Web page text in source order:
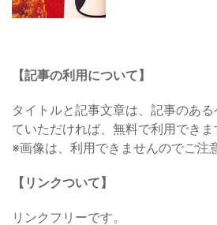
【記事の利用について】
タイトルと記事文章は、記事のあ
ていただければ、無料で利用できま
※画像は、利用できませんのでご注
【リンクついて】
リンクフリーです。